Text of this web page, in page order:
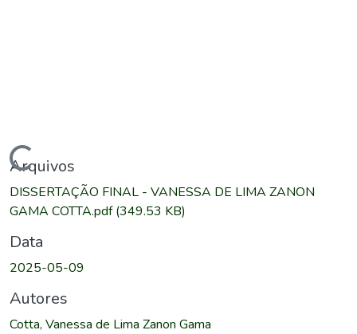
Carregando...
Arquivos
DISSERTAÇÃO FINAL - VANESSA DE LIMA ZANON
GAMA COTTA.pdf(349.53 KB)
Data
2025-05-09
Autores
Cotta, Vanessa de Lima Zanon Gama